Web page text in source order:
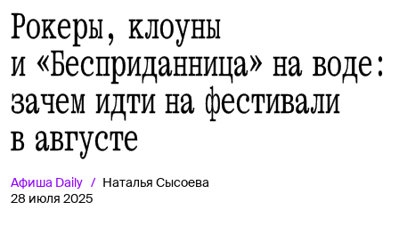
Рокеры, клоуны
и «Бесприданница» на воде:
зачем идти на фестивали
в августе
Афиша Daily
Наталья Сысоева
28 июля 2025